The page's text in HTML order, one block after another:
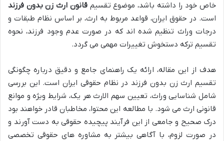
خاص خود را داشته باشد، موضوع تقسیمقانون ارث زن بدون فرزند
است. در حقوق ایران، قواعد مربوط به ارث، بر اساس نظام طبقات و
درجات وراث تنظیم شده اند که در صورت عدم وجود فرزند، نحوه
تقسیم ترکه دستخوش تغییرات مهمی می گردد.
هدف از این مقاله، ارائه یک راهنمای جامع و دقیق درباره چگونگی
تقسیم ارث زن بدون فرزند در نظام حقوقی ایران است. این بررسی
شامل شناسایی وراث، تعیین سهم الارث هر یک، شرایط ویژه و موانع
قانونی ارث می شود. با مطالعه این محتوا، مخاطبان قادر خواهند بود
درک صحیح و جامعی از این فرآیند پیچیده حقوقی به دست آورند و
در صورت لزوم، با آگاهی بیشتر به مشاوره های حقوقی تخصصی